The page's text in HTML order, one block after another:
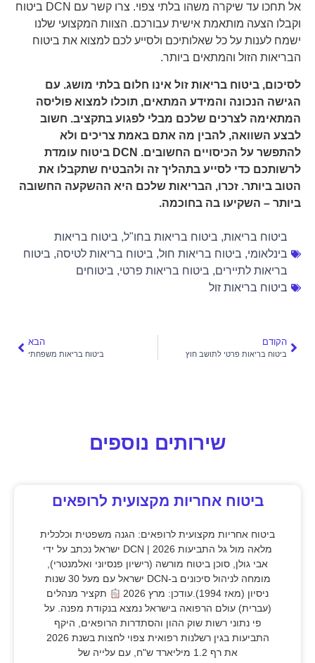
אל תחכו עד שיקרה משהו בלתי צפוי. צרו קשר עם DCN ביטוח
וקבלו הצעה מותאמת אישית עבורכם. הצוות המקצועי שלנו
ישמח לענות על כל שאלותיכם ולסייע לכם למצוא את ביטוח
הבריאות הזול והמתאים ביותר.
לסיכום, ביטוח בריאות זול אינו חלום בלתי מושג. עם
הגישה הנכונה והמידע המתאים, תוכלו למצוא פוליסה
המתאימה לצרכים שלכם מבלי לפגוע בתקציב. חשוב
לבצע השוואה, להבין מה אתם באמת צריכים ולא
להתפשר על הכיסויים החשובים. DCN ביטוח עומדת
לרשותכם כדי לסייע בתהליך זה ולהבטיח שתקבלו את
הטוב ביותר. זכרו, הבריאות שלכם היא ההשקעה החשובה
ביותר – השקיעו בה בחוכמה.
ביטוח בריאות, ביטוח בריאות בחו"ל, ביטוח בריאות
בינלאומי, ביטוח בריאות חול, ביטוח בריאות לטיסה, ביטוח
בריאות לתיירים, ביטוח בריאות פרטי, ביטוחים
ביטוח בריאות זול
הקודם
ביטוח בריאות פרטי לתושב חוץ
הבא
ביטוח בריאות משפחתי
שירותים נוספים
ביטוח אחריות מקצועית לרופאים
ביטוח אחריות מקצועית לרופאים: הגנה משפטית וכלכלית
מלאה מול גל התביעות 2026 | DCN ישראל נכתב על ידי
אבי גולן, סוכן ביטוח מורשה (רישיון פנסיוני ואלמנטרי),
מומחה לניהול סיכונים ב-DCN ישראל עם מעל 30 שנות
ניסיון (מאז 1994).עודכן: מרץ 2026
תקציר מנהלים
(עברית) עולם הרפואה בישראל נמצא בנקודת מפנה. על
פי נתוני רשות שוק ההון והסתדרות הרופאים, היקף
התביעות בגין רשלנות רפואית צפוי לחצות בשנת 2026
את רף 1.2 מיליארד ש"ח, עם עלייה של